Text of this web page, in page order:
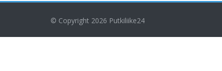
© Copyright 2026 Putkiliike24